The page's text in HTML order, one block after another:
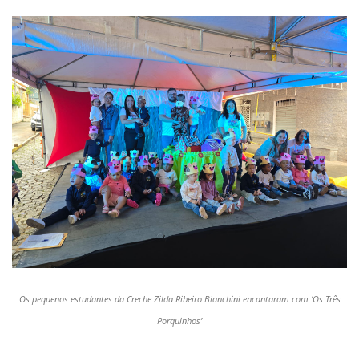
Os pequenos estudantes da Creche Zilda Ribeiro Bianchini encantaram com ‘Os Três
Porquinhos’